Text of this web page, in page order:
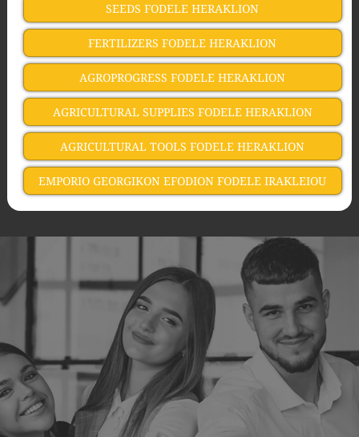
SEEDS FODELE HERAKLION
FERTILIZERS FODELE HERAKLION
AGROPROGRESS FODELE HERAKLION
AGRICULTURAL SUPPLIES FODELE HERAKLION
AGRICULTURAL TOOLS FODELE HERAKLION
EMPORIO GEORGIKON EFODION FODELE IRAKLEIOU